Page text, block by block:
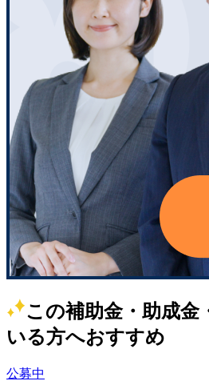
この補助金・助成金
いる方へおすすめ
公募中